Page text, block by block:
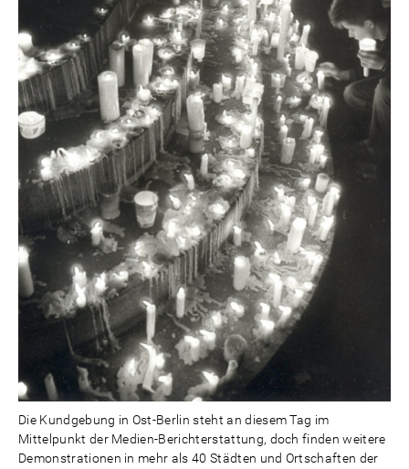
Die Kundgebung in Ost-Berlin steht an diesem Tag im
Mittelpunkt der Medien-Berichterstattung, doch finden weitere
Demonstrationen in mehr als 40 Städten und Ortschaften der